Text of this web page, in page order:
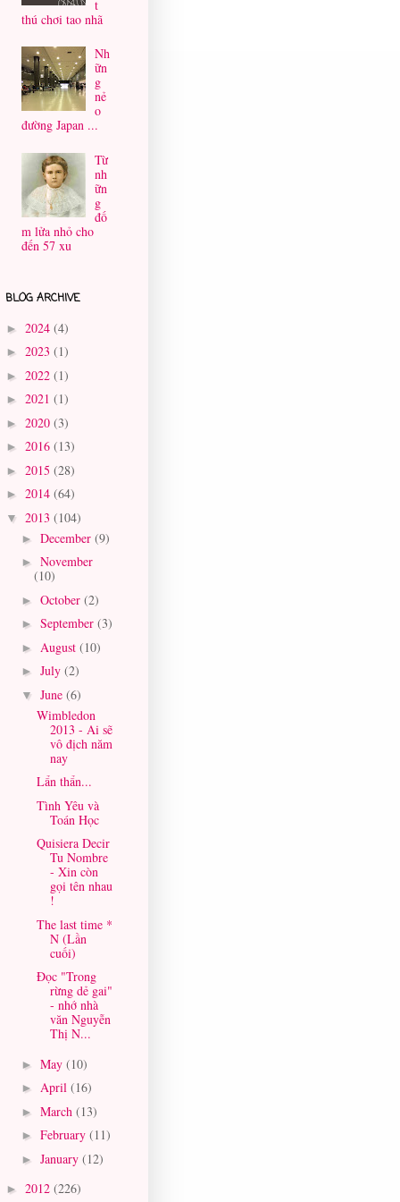
t
thú chơi tao nhã
Nh
ữn
g
nẻ
o
đường Japan ...
Từ
nh
ữn
g
đố
m lửa nhỏ cho
đến 57 xu
BLOG ARCHIVE
► 2024 (4)
► 2023 (1)
► 2022 (1)
► 2021 (1)
► 2020 (3)
► 2016 (13)
► 2015 (28)
► 2014 (64)
▼ 2013 (104)
► December (9)
► November
(10)
► October (2)
► September (3)
► August (10)
► July (2)
▼ June (6)
Wimbledon
2013 - Ai sẽ
vô địch năm
nay
Lẩn thẩn...
Tình Yêu và
Toán Học
Quisiera Decir
Tu Nombre
- Xin còn
gọi tên nhau
!
The last time *
N (Lần
cuối)
Đọc "Trong
rừng dẻ gai"
- nhớ nhà
văn Nguyễn
Thị N...
► May (10)
► April (16)
► March (13)
► February (11)
► January (12)
► 2012 (226)